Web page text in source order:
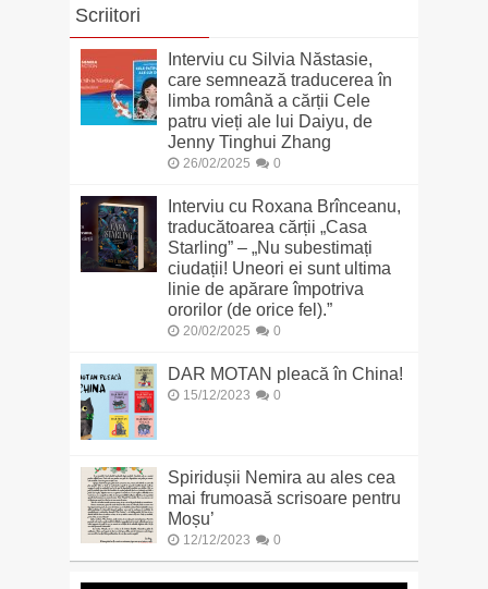
Scriitori
Interviu cu Silvia Năstasie,
care semnează traducerea în
limba română a cărții Cele
patru vieți ale lui Daiyu, de
Jenny Tinghui Zhang
26/02/2025 0
Interviu cu Roxana Brînceanu,
traducătoarea cărții „Casa
Starling” – „Nu subestimați
ciudații! Uneori ei sunt ultima
linie de apărare împotriva
ororilor (de orice fel).”
20/02/2025 0
DAR MOTAN pleacă în China!
15/12/2023 0
Spiridușii Nemira au ales cea
mai frumoasă scrisoare pentru
Moșu’
12/12/2023 0